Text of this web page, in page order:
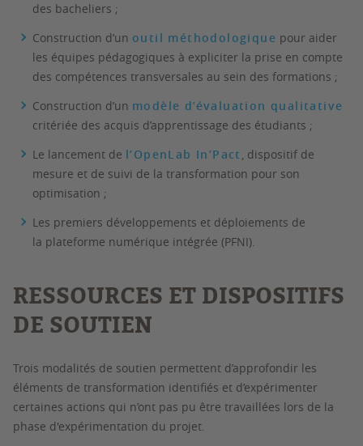
des bacheliers ;
Construction d’un outil méthodologique pour aider
les équipes pédagogiques à expliciter la prise en compte
des compétences transversales au sein des formations ;
Construction d’un modèle d’évaluation qualitative
critériée des acquis d’apprentissage des étudiants ;
Le lancement de l’OpenLab In’Pact , dispositif de
mesure et de suivi de la transformation pour son
optimisation ;
Les premiers développements et déploiements de
la plateforme numérique intégrée (PFNI).
RESSOURCES ET DISPOSITIFS
DE SOUTIEN
Trois modalités de soutien permettent d’approfondir les
éléments de transformation identifiés et d’expérimenter
certaines actions qui n’ont pas pu être travaillées lors de la
phase d'expérimentation du projet.